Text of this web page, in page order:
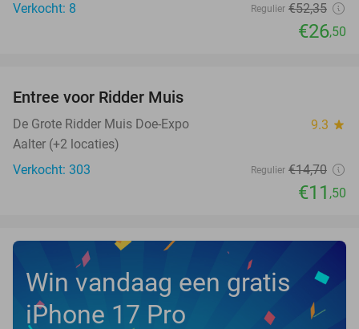
Verkocht: 8
Regulier €52,35
€26,50
TODAY
Entree voor Ridder Muis
De Grote Ridder Muis Doe-Expo 9.3 star
Aalter (+2 locaties)
Verkocht: 303
Regulier €14,70
€11 ,50
Win vandaag een gratis
iPhone 17 Pro